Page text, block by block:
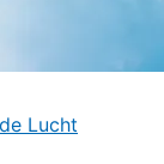
Lucht